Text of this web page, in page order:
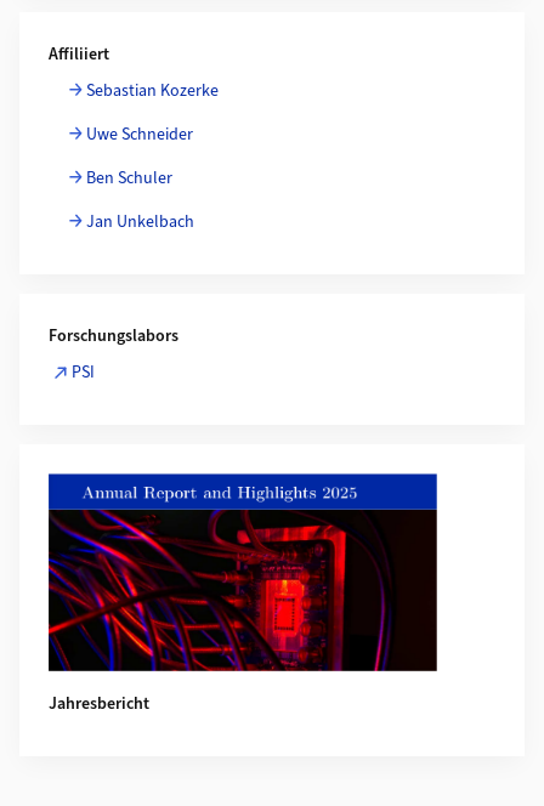
Affiliiert
Sebastian Kozerke
Uwe Schneider
Ben Schuler
Jan Unkelbach
Forschungslabors
PSI
Jahresbericht